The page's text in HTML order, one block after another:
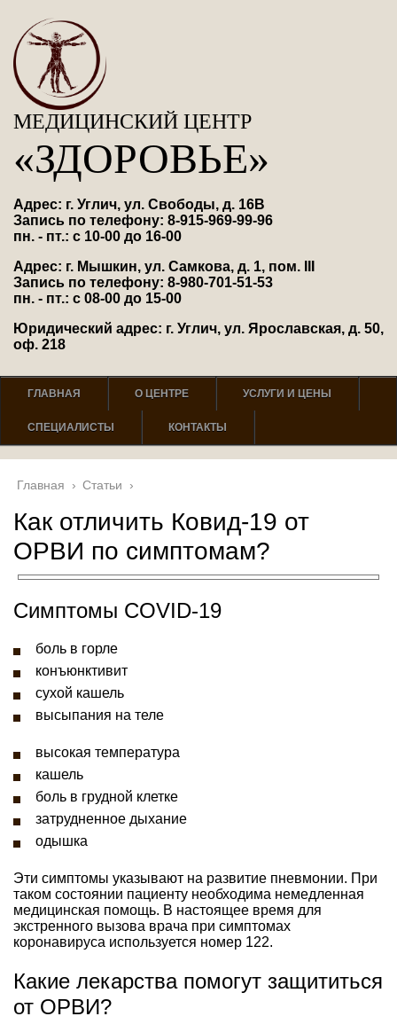
МЕДИЦИНСКИЙ ЦЕНТР
«ЗДОРОВЬЕ»
Адрес: г. Углич, ул. Свободы, д. 16В
Запись по телефону: 8-915-969-99-96
пн. - пт.: с 10-00 до 16-00
Адрес: г. Мышкин, ул. Самкова, д. 1, пом. III
Запись по телефону: 8-980-701-51-53
пн. - пт.: с 08-00 до 15-00
Юридический адрес: г. Углич, ул. Ярославская, д. 50,
оф. 218
ГЛАВНАЯ О ЦЕНТРЕ УСЛУГИ И ЦЕНЫ
СПЕЦИАЛИСТЫ КОНТАКТЫ
Главная › Статьи ›
Как отличить Ковид-19 от
ОРВИ по симптомам?
Симптомы COVID-19
боль в горле
конъюнктивит
сухой кашель
высыпания на теле
высокая температура
кашель
боль в грудной клетке
затрудненное дыхание
одышка
Эти симптомы указывают на развитие пневмонии. При
таком состоянии пациенту необходима немедленная
медицинская помощь. В настоящее время для
экстренного вызова врача при симптомах
коронавируса используется номер 122.
Какие лекарства помогут защититься
от ОРВИ?